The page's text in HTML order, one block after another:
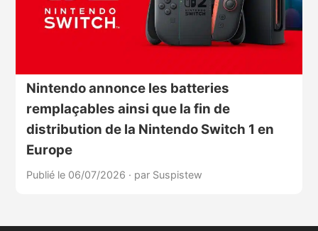
Nintendo annonce les batteries
remplaçables ainsi que la fin de
distribution de la Nintendo Switch 1 en
Europe
Publié le 06/07/2026 · par Suspistew